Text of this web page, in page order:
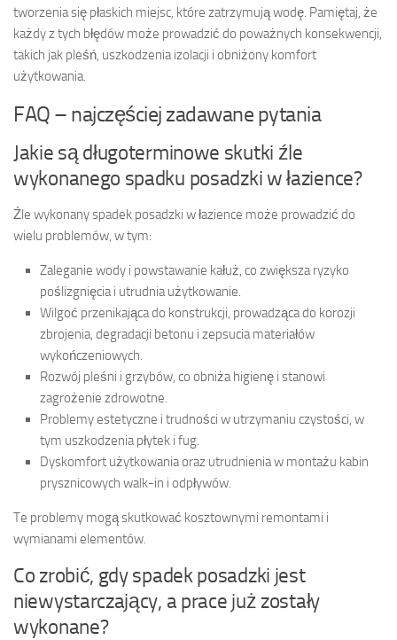
tworzenia się płaskich miejsc, które zatrzymują wodę. Pamiętaj, że
każdy z tych błędów może prowadzić do poważnych konsekwencji,
takich jak pleśń, uszkodzenia izolacji i obniżony komfort
użytkowania.
FAQ – najczęściej zadawane pytania
Jakie są długoterminowe skutki źle
wykonanego spadku posadzki w łazience?
Źle wykonany spadek posadzki w łazience może prowadzić do
wielu problemów, w tym:
Zaleganie wody i powstawanie kałuż, co zwiększa ryzyko
poślizgnięcia i utrudnia użytkowanie.
Wilgoć przenikająca do konstrukcji, prowadząca do korozji
zbrojenia, degradacji betonu i zepsucia materiałów
wykończeniowych.
Rozwój pleśni i grzybów, co obniża higienę i stanowi
zagrożenie zdrowotne.
Problemy estetyczne i trudności w utrzymaniu czystości, w
tym uszkodzenia płytek i fug.
Dyskomfort użytkowania oraz utrudnienia w montażu kabin
prysznicowych walk-in i odpływów.
Te problemy mogą skutkować kosztownymi remontami i
wymianami elementów.
Co zrobić, gdy spadek posadzki jest
niewystarczający, a prace już zostały
wykonane?